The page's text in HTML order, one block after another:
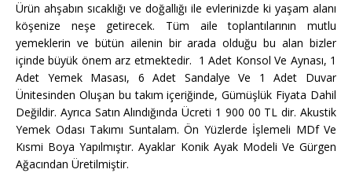
Ürün ahşabın sıcaklığı ve doğallığı ile evlerinizde ki yaşam alanı
köşenize neşe getirecek. Tüm aile toplantılarının mutlu
yemeklerin ve bütün ailenin bir arada olduğu bu alan bizler
içinde büyük önem arz etmektedir. 1 Adet Konsol Ve Aynası, 1
Adet Yemek Masası, 6 Adet Sandalye Ve 1 Adet Duvar
Ünitesinden Oluşan bu takım içeriğinde, Gümüşlük Fiyata Dahil
Değildir. Ayrıca Satın Alındığında Ücreti 1 900 00 TL dir. Akustik
Yemek Odası Takımı Suntalam. Ön Yüzlerde İşlemeli MDf Ve
Kısmi Boya Yapılmıştır. Ayaklar Konik Ayak Modeli Ve Gürgen
Ağacından Üretilmiştir.